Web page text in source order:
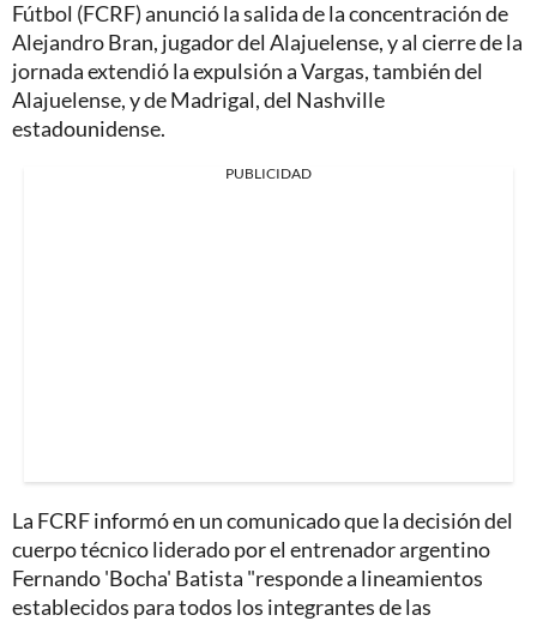
Fútbol (FCRF) anunció la salida de la concentración de
Alejandro Bran, jugador del Alajuelense, y al cierre de la
jornada extendió la expulsión a Vargas, también del
Alajuelense, y de Madrigal, del Nashville
estadounidense.
PUBLICIDAD
La FCRF informó en un comunicado que la decisión del
cuerpo técnico liderado por el entrenador argentino
Fernando 'Bocha' Batista "responde a lineamientos
establecidos para todos los integrantes de las